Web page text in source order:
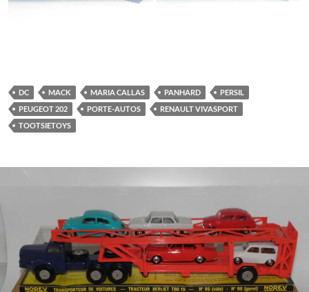
DC MACK MARIA CALLAS PANHARD
PERSIL
PEUGEOT 202
PORTE-AUTOS
RENAULT VIVASPORT
TOOTSIETOYS